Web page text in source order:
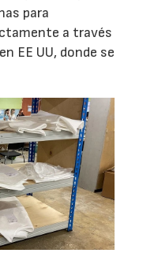
para
a través
EE UU, donde se